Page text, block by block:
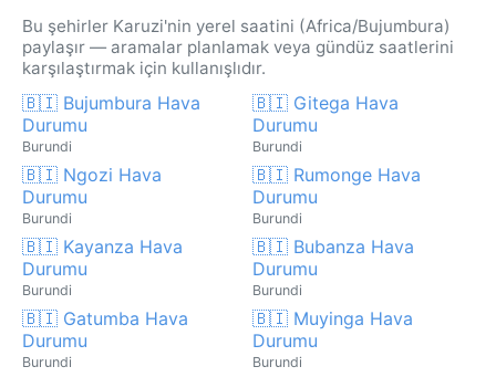
Bu şehirler Karuzi'nin yerel saatini (Africa/Bujumbura)
paylaşır — aramalar planlamak veya gündüz saatlerini
karşılaştırmak için kullanışlıdır.
🇧🇮 Bujumbura Hava
Durumu
Burundi
🇧🇮 Gitega Hava
Durumu
Burundi
🇧🇮 Ngozi Hava
Durumu
Burundi
🇧🇮 Rumonge Hava
Durumu
Burundi
🇧🇮 Kayanza Hava
Durumu
Burundi
🇧🇮 Bubanza Hava
Durumu
Burundi
🇧🇮 Gatumba Hava
Durumu
Burundi
🇧🇮 Muyinga Hava
Durumu
Burundi